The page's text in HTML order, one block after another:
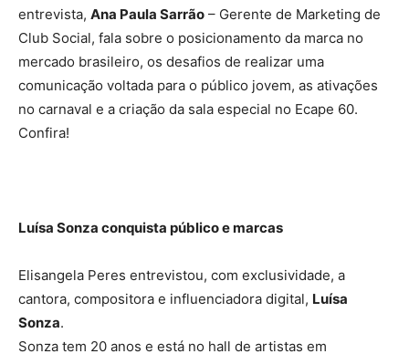
entrevista, Ana Paula Sarrão – Gerente de Marketing de
Club Social, fala sobre o posicionamento da marca no
mercado brasileiro, os desafios de realizar uma
comunicação voltada para o público jovem, as ativações
no carnaval e a criação da sala especial no Ecape 60.
Confira!
Luísa Sonza conquista público e marcas
Elisangela Peres entrevistou, com exclusividade, a
cantora, compositora e influenciadora digital, Luísa
Sonza.
Sonza tem 20 anos e está no hall de artistas em